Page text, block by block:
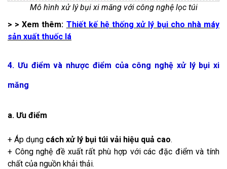
Mô hình xử lý bụi xi măng với công nghệ lọc túi
> > Xem thêm: Thiết kế hệ thống xử lý bụi cho nhà máy
sản xuất thuốc lá
4. Ưu điểm và nhược điểm của công nghệ xử lý bụi xi
măng
a. Ưu điểm
+ Áp dụng cách xử lý bụi túi vải hiệu quả cao.
+ Công nghệ đề xuất rất phù hợp với các đặc điểm và tính
chất của nguồn khải thải.